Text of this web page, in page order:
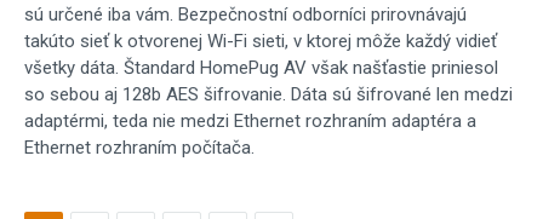
sú určené iba vám. Bezpečnostní odborníci prirovnávajú
takúto sieť k otvorenej Wi-Fi sieti, v ktorej môže každý vidieť
všetky dáta. Štandard HomePug AV však našťastie priniesol
so sebou aj 128b AES šifrovanie. Dáta sú šifrované len medzi
adaptérmi, teda nie medzi Ethernet rozhraním adaptéra a
Ethernet rozhraním počítača.